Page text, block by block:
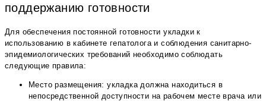
поддержанию готовности
Для обеспечения постоянной готовности укладки к
использованию в кабинете гепатолога и соблюдения санитарно-
эпидемиологических требований необходимо соблюдать
следующие правила:
Место размещения: укладка должна находиться в
непосредственной доступности на рабочем месте врача или